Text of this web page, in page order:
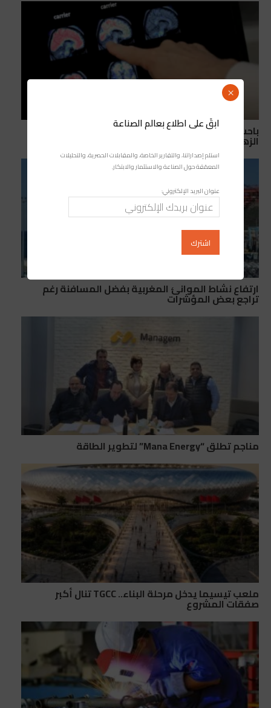
باحث مغربي يقود إنجازًا علميًا قد يغير طرق تشخيص
الزهايمر
ارتفاع نشاط الموانئ المغربية بفضل المسافنة رغم
تراجع بعض المؤشرات
مناجم تطلق “Mana Energy” لتطوير الطاقة
ملعب تيسيما يدخل مرحلة البناء.. TGCC تنال أكبر
صفقات المشروع
ابقَ على اطلاع بعالم الصناعة
استلم إصداراتنا، والتقارير الخاصة، والمقابلات الحصرية، والتحليلات
المعمّقة حول الصناعة والاستثمار والابتكار.
عنوان البريد الإلكتروني:
×